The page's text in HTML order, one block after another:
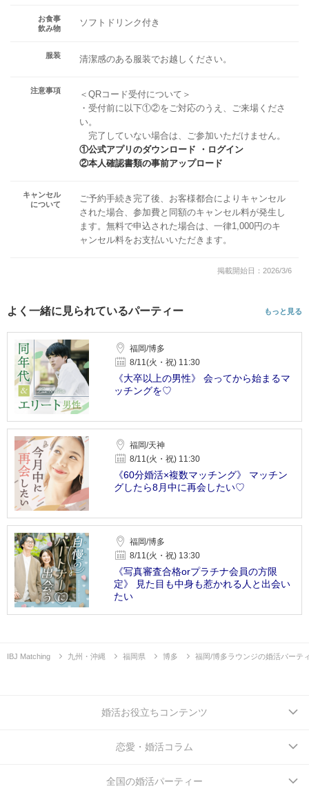
お食事
飲み物
ソフトドリンク付き
服装 清潔感のある服装でお越しください。
注意事項
＜QRコード受付について＞
・受付前に以下①②をご対応のうえ、ご来場くださ
い。
完了していない場合は、ご参加いただけません。
①公式アプリのダウンロード ・ログイン
②本人確認書類の事前アップロード
キャンセル
について
ご予約手続き完了後、お客様都合によりキャンセル
された場合、参加費と同額のキャンセル料が発生し
ます。無料で申込された場合は、一律1,000円のキ
ャンセル料をお支払いいただきます。
掲載開始日：2026/3/6
よく一緒に見られているパーティー もっと見る
福岡/博多
8/11(火・祝) 11:30
《大卒以上の男性》 会ってから始まるマ
ッチングを♡
福岡/天神
8/11(火・祝) 11:30
《60分婚活×複数マッチング》 マッチン
グしたら8月中に再会したい♡
福岡/博多
8/11(火・祝) 13:30
《写真審査合格orプラチナ会員の方限
定》 見た目も中身も惹かれる人と出会い
たい
IBJ Matching 九州・沖縄 福岡県 博多 福岡/博多ラウンジの婚活パーテ
婚活お役立ちコンテンツ
恋愛・婚活コラム
全国の婚活パーティー